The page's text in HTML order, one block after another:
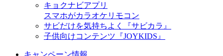
キョクナビアプリ
スマホがカラオケリモコン
サビだけを気持ちよく『サビカラ』
子供向けコンテンツ『JOYKIDS』
キャンペーン情報